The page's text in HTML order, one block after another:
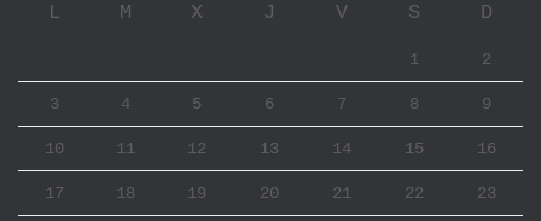
L M X J V S D
1 2
3 4 5 6 7 8 9
10 11 12 13 14 15 16
17 18 19 20 21 22 23